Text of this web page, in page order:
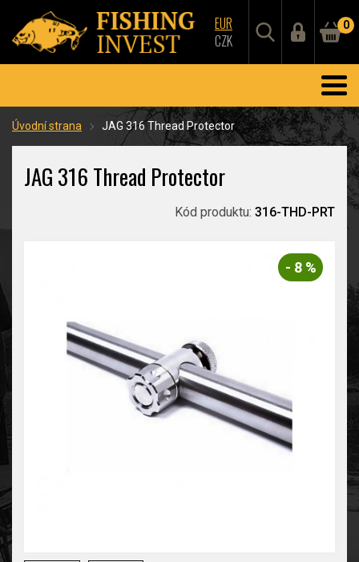
EUR
CZK
0
Úvodní strana JAG 316 Thread Protector
JAG 316 Thread Protector
Kód produktu: 316-THD-PRT
- 8 %